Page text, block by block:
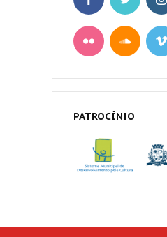
PATROCÍNIO